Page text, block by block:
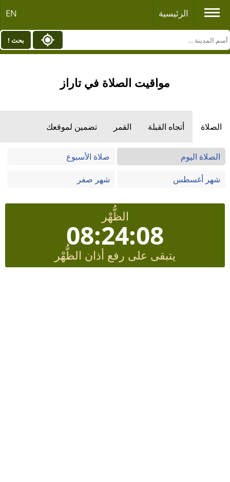
الرئيسية EN
بحث !
مواقيت الصلاة في تاراز
الصلاة أتجاه القبلة القمر تضمين لموقعك
الصلاة اليوم
صلاة الأسبوع
شهر أغسطس
شهر صفر
الظُّهْر
08:24:08
يتبقى على رفع أذان الظُّهْر